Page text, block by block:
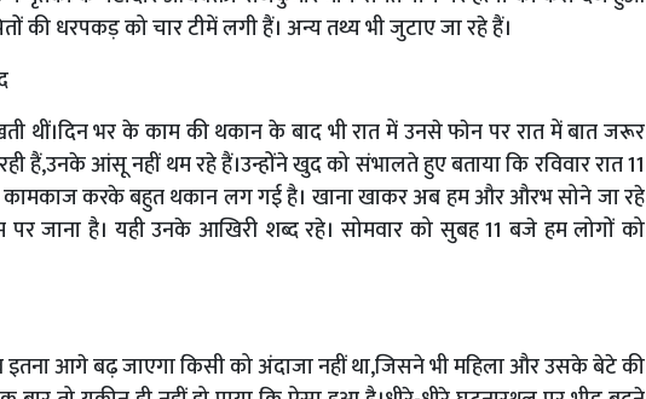
की धरपकड़ को चार टीमें लगी हैं। अन्य तथ्य भी जुटाए जा रहे हैं।
थीं।दिन भर के काम की थकान के बाद भी रात में उनसे फाेन पर रात में बात जरूर
हैं,उनके आंसू नहीं थम रहे हैं।उन्होंने खुद को संभालते हुए बताया कि रविवार रात 11
कामकाज करके बहुत थकान लग गई है। खाना खाकर अब हम और औरभ सोने जा रहे
जाना है। यही उनके आखिरी शब्द रहे। सोमवार को सुबह 11 बजे हम लोगों को
आगे बढ़ जाएगा किसी को अंदाजा नहीं था,जिसने भी महिला और उसके बेटे की